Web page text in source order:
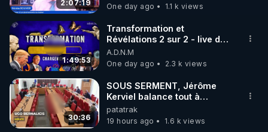
2:07:19 One day ago 1.1 k views
1:49:53
Transformation et
Révélations 2 sur 2 - live du
07/08/26
A.D.N.M
One day ago
2.3 k views
30:36
SOUS SERMENT, Jérôme
Kerviel balance tout à
l'Assemblée !
patatrak
19 hours ago
1.6 k views